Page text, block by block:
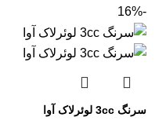
-16%
سرنگ 3cc لوئرلاک آوا